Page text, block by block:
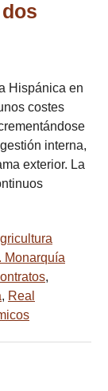
Hispánica en
costes
interna,
exterior. La
Monarquía
,
, Real